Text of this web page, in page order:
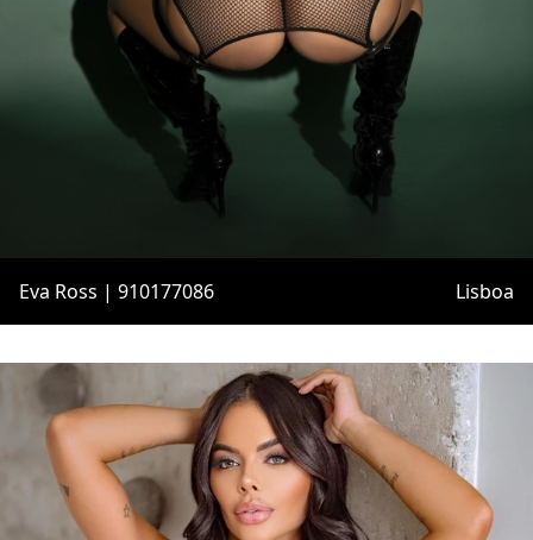
Eva Ross | 910177086 Lisboa